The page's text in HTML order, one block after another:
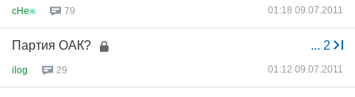
cHeж 79 01:18 09.07.2011
... 2
Партия ОАК?
ilog 29 01:12 09.07.2011